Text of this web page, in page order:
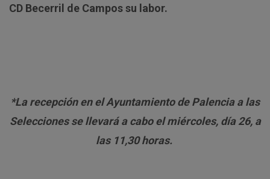
CD Becerril de Campos su labor.
*La recepción en el Ayuntamiento de Palencia a las
Selecciones se llevará a cabo el miércoles, día 26, a
las 11,30 horas.